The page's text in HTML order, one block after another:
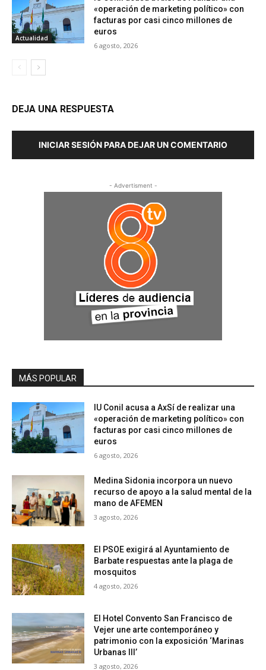
Actualidad
«operación de marketing político» con
facturas por casi cinco millones de
euros
6 agosto, 2026
DEJA UNA RESPUESTA
INICIAR SESIÓN PARA DEJAR UN COMENTARIO
- Advertisment -
MÁS POPULAR
IU Conil acusa a AxSí de realizar una
«operación de marketing político» con
facturas por casi cinco millones de
euros
6 agosto, 2026
Medina Sidonia incorpora un nuevo
recurso de apoyo a la salud mental de la
mano de AFEMEN
3 agosto, 2026
El PSOE exigirá al Ayuntamiento de
Barbate respuestas ante la plaga de
mosquitos
4 agosto, 2026
El Hotel Convento San Francisco de
Vejer une arte contemporáneo y
patrimonio con la exposición ‘Marinas
Urbanas III’
3 agosto, 2026